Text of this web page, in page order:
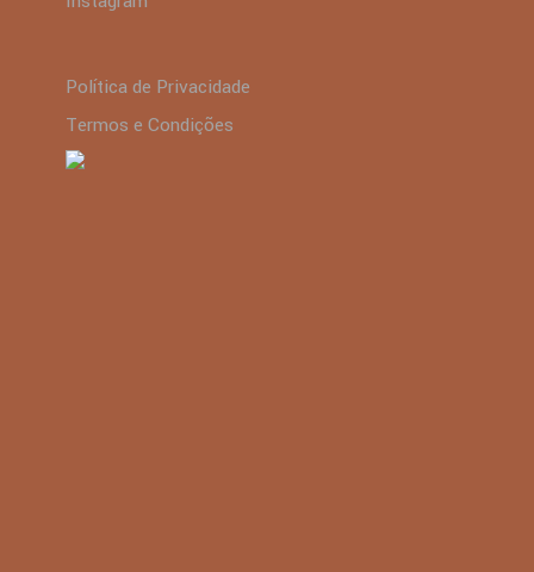
Política de Privacidade
Termos e Condições